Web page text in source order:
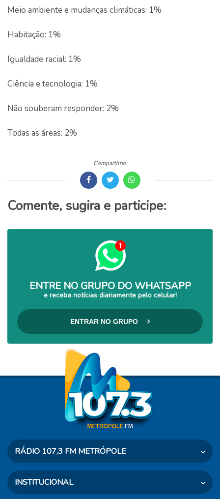
Meio ambiente e mudanças climáticas: 1%
Habitação: 1%
Igualdade racial: 1%
Ciência e tecnologia: 1%
Não souberam responder: 2%
Todas as áreas: 2%
Compartilhe:
Comente, sugira e participe:
ENTRE NO GRUPO DO WHATSAPP
e receba notícias diariamente pelo celular!
ENTRAR NO GRUPO
RÁDIO 107,3 FM METRÓPOLE
Rua Dr. Taves, 460 - Osvaldo Cruz - SP
INSTITUCIONAL